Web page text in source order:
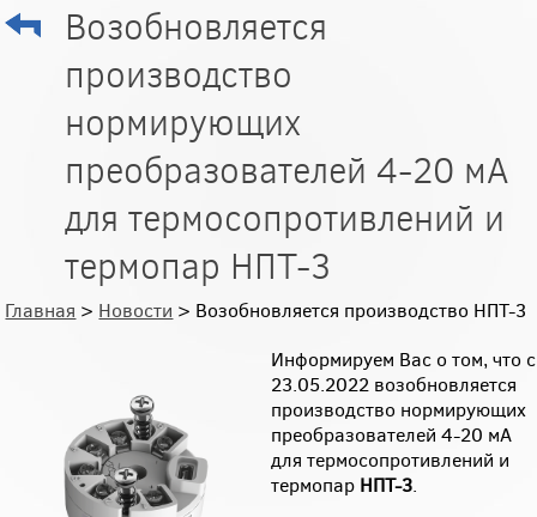
Возобновляется
производство
нормирующих
преобразователей 4-20 мА
для термосопротивлений и
термопар НПТ-3
Главная > Новости > Возобновляется производство НПТ-3
Информируем Вас о том, что с
23.05.2022 возобновляется
производство нормирующих
преобразователей 4-20 мА
для термосопротивлений и
термопар НПТ-3